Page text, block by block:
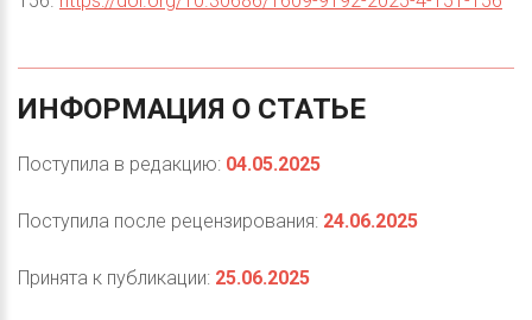
ИНФОРМАЦИЯ О СТАТЬЕ
Поступила в редакцию: 04.05.2025
Поступила после рецензирования: 24.06.2025
Принята к публикации: 25.06.2025